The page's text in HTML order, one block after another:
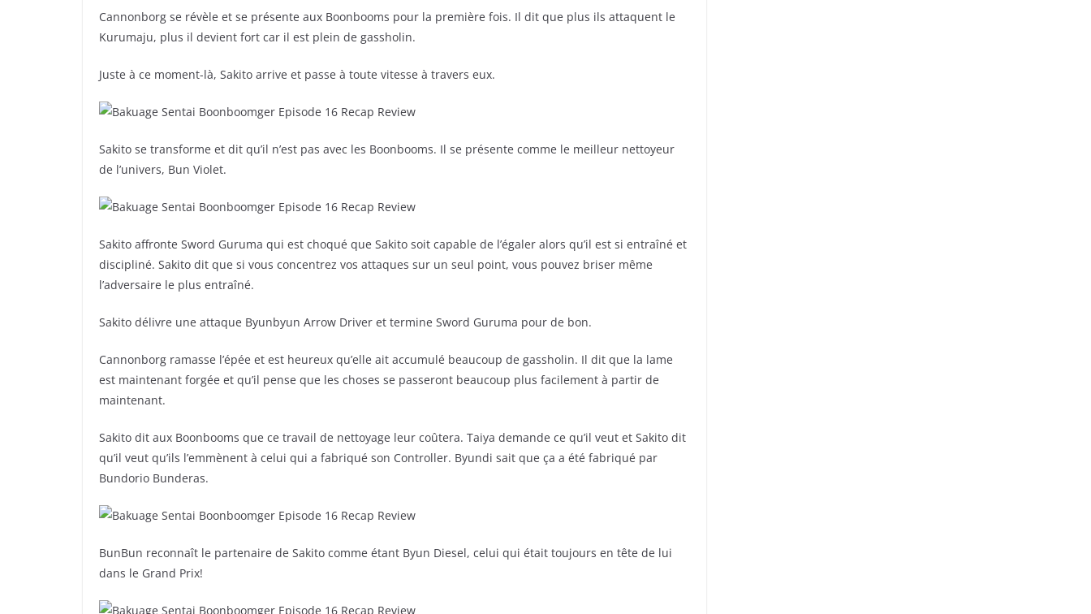
Cannonborg se révèle et se présente aux Boonbooms pour la première fois. Il dit que plus ils attaquent le
Kurumaju, plus il devient fort car il est plein de gassholin.
Juste à ce moment-là, Sakito arrive et passe à toute vitesse à travers eux.
Sakito se transforme et dit qu’il n’est pas avec les Boonbooms. Il se présente comme le meilleur nettoyeur
de l’univers, Bun Violet.
Sakito affronte Sword Guruma qui est choqué que Sakito soit capable de l’égaler alors qu’il est si entraîné et
discipliné. Sakito dit que si vous concentrez vos attaques sur un seul point, vous pouvez briser même
l’adversaire le plus entraîné.
Sakito délivre une attaque Byunbyun Arrow Driver et termine Sword Guruma pour de bon.
Cannonborg ramasse l’épée et est heureux qu’elle ait accumulé beaucoup de gassholin. Il dit que la lame
est maintenant forgée et qu’il pense que les choses se passeront beaucoup plus facilement à partir de
maintenant.
Sakito dit aux Boonbooms que ce travail de nettoyage leur coûtera. Taiya demande ce qu’il veut et Sakito dit
qu’il veut qu’ils l’emmènent à celui qui a fabriqué son Controller. Byundi sait que ça a été fabriqué par
Bundorio Bunderas.
BunBun reconnaît le partenaire de Sakito comme étant Byun Diesel, celui qui était toujours en tête de lui
dans le Grand Prix!